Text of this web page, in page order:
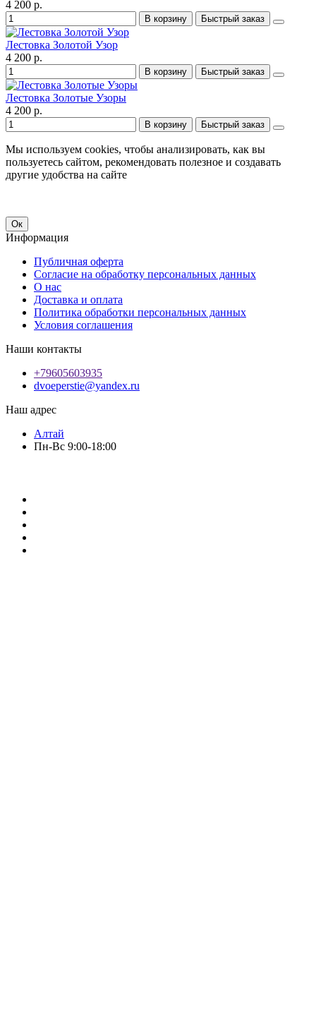
4 200 р.
В корзину Быстрый заказ
Лестовка Золотой Узор
4 200 р.
В корзину Быстрый заказ
Лестовка Золотые Узоры
4 200 р.
В корзину Быстрый заказ
Мы используем cookies, чтобы анализировать, как вы
пользуетесь сайтом, рекомендовать полезное и создавать
другие удобства на сайте
Ок
Информация
Публичная оферта
Согласие на обработку персональных данных
О нас
Доставка и оплата
Политика обработки персональных данных
Условия соглашения
Наши контакты
+79605603935
dvoeperstie@yandex.ru
Наш адрес
Алтай
Пн-Вс 9:00-18:00